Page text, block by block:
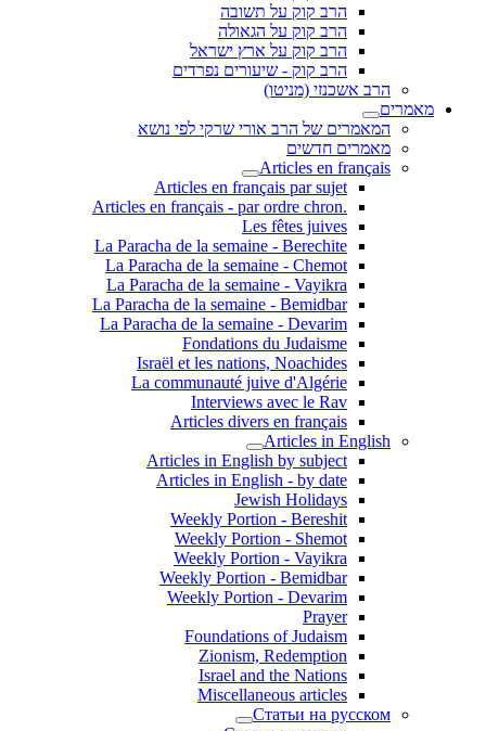
הרב קוק על תשובה
הרב קוק על הגאולה
הרב קוק על ארץ ישראל
הרב קוק - שיעורים נפרדים
הרב אשכנזי (מניטו)
מאמרים
המאמרים של הרב אורי שרקי לפי נושא
מאמרים חדשים
Articles en français
Articles en français par sujet
.Articles en français - par ordre chron
Les fêtes juives
La Paracha de la semaine - Berechite
La Paracha de la semaine - Chemot
La Paracha de la semaine - Vayikra
La Paracha de la semaine - Bemidbar
La Paracha de la semaine - Devarim
Fondations du Judaisme
Israël et les nations, Noachides
La communauté juive d'Algérie
Interviews avec le Rav
Articles divers en français
Articles in English
Articles in English by subject
Articles in English - by date
Jewish Holidays
Weekly Portion - Bereshit
Weekly Portion - Shemot
Weekly Portion - Vayikra
Weekly Portion - Bemidbar
Weekly Portion - Devarim
Prayer
Foundations of Judaism
Zionism, Redemption
Israel and the Nations
Miscellaneous articles
Статьи на русском